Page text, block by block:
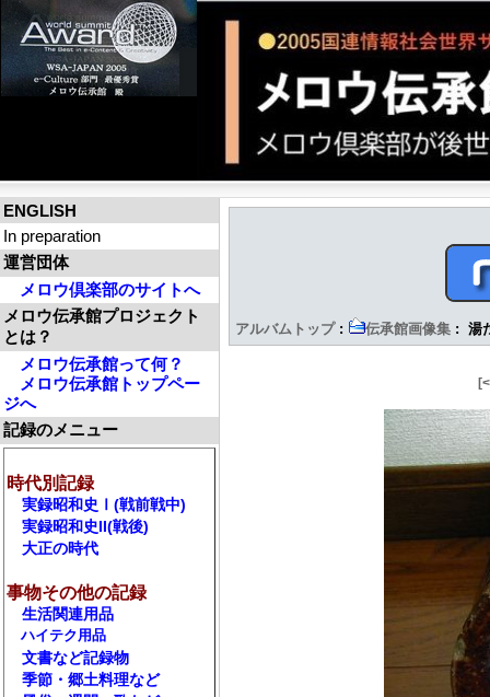
ENGLISH
In preparation
運営団体
メロウ倶楽部のサイトへ
メロウ伝承館プロジェクト
とは？
メロウ伝承館って何？
メロウ伝承館トップペー
ジへ
記録のメニュー
時代別記録
実録昭和史Ⅰ(戦前戦中)
実録昭和史II(戦後)
大正の時代
事物その他の記録
生活関連用品
ハイテク用品
文書など記録物
季節・郷土料理など
アルバムトップ: 伝承館画像集 : 湯